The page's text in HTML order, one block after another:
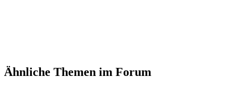
Ähnliche Themen im Forum